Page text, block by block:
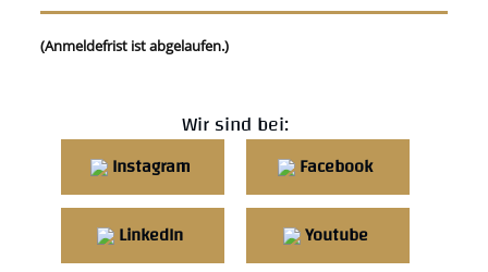
(Anmeldefrist ist abgelaufen.)
Wir sind bei:
Instagram Facebook
LinkedIn Youtube